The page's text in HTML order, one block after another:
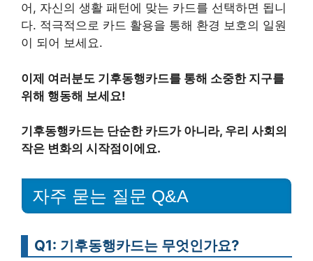
어, 자신의 생활 패턴에 맞는 카드를 선택하면 됩니
다. 적극적으로 카드 활용을 통해 환경 보호의 일원
이 되어 보세요.
이제 여러분도 기후동행카드를 통해 소중한 지구를
위해 행동해 보세요!
기후동행카드는 단순한 카드가 아니라, 우리 사회의
작은 변화의 시작점이에요.
자주 묻는 질문 Q&A
Q1: 기후동행카드는 무엇인가요?